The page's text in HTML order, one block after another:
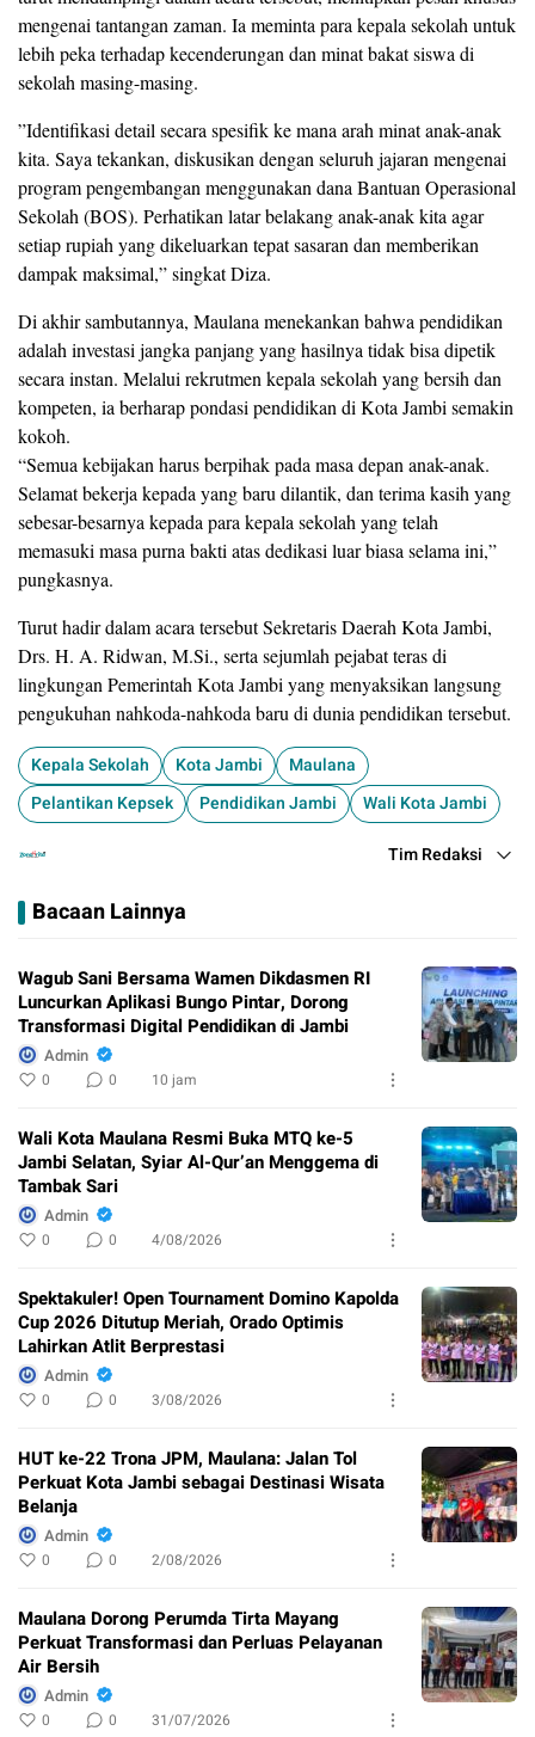
mengenai tantangan zaman. Ia meminta para kepala sekolah untuk
lebih peka terhadap kecenderungan dan minat bakat siswa di
sekolah masing-masing.
​”Identifikasi detail secara spesifik ke mana arah minat anak-anak
kita. Saya tekankan, diskusikan dengan seluruh jajaran mengenai
program pengembangan menggunakan dana Bantuan Operasional
Sekolah (BOS). Perhatikan latar belakang anak-anak kita agar
setiap rupiah yang dikeluarkan tepat sasaran dan memberikan
dampak maksimal,” singkat Diza.
Di akhir sambutannya, Maulana menekankan bahwa pendidikan
adalah investasi jangka panjang yang hasilnya tidak bisa dipetik
secara instan. Melalui rekrutmen kepala sekolah yang bersih dan
kompeten, ia berharap pondasi pendidikan di Kota Jambi semakin
kokoh.
​“Semua kebijakan harus berpihak pada masa depan anak-anak.
Selamat bekerja kepada yang baru dilantik, dan terima kasih yang
sebesar-besarnya kepada para kepala sekolah yang telah
memasuki masa purna bakti atas dedikasi luar biasa selama ini,”
pungkasnya.
​Turut hadir dalam acara tersebut Sekretaris Daerah Kota Jambi,
Drs. H. A. Ridwan, M.Si., serta sejumlah pejabat teras di
lingkungan Pemerintah Kota Jambi yang menyaksikan langsung
pengukuhan nahkoda-nahkoda baru di dunia pendidikan tersebut.
Kepala Sekolah Kota Jambi
Maulana
​Pelantikan Kepsek
Pendidikan Jambi Wali Kota Jambi
Tim Redaksi
Bacaan Lainnya
Wagub Sani Bersama Wamen Dikdasmen RI
Luncurkan Aplikasi Bungo Pintar, Dorong
Transformasi Digital Pendidikan di Jambi
Admin
0 0 10 jam
Wali Kota Maulana Resmi Buka MTQ ke-5
Jambi Selatan, Syiar Al-Qur’an Menggema di
Tambak Sari
Admin
0 0 4/08/2026
Spektakuler! Open Tournament Domino Kapolda
Cup 2026 Ditutup Meriah, Orado Optimis
Lahirkan Atlit Berprestasi
Admin
0 0 3/08/2026
HUT ke-22 Trona JPM, Maulana: Jalan Tol
Perkuat Kota Jambi sebagai Destinasi Wisata
Belanja
Admin
0 0 2/08/2026
Maulana Dorong Perumda Tirta Mayang
Perkuat Transformasi dan Perluas Pelayanan
Air Bersih
Admin
0 0 31/07/2026